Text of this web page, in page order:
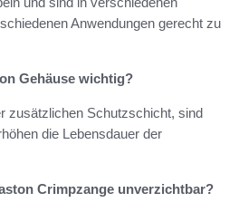
Anwendungen gerecht zu
Gehäuse wichtig?
zusätzlichen Schutzschicht, sind
die Lebensdauer der
Crimpzange unverzichtbar?